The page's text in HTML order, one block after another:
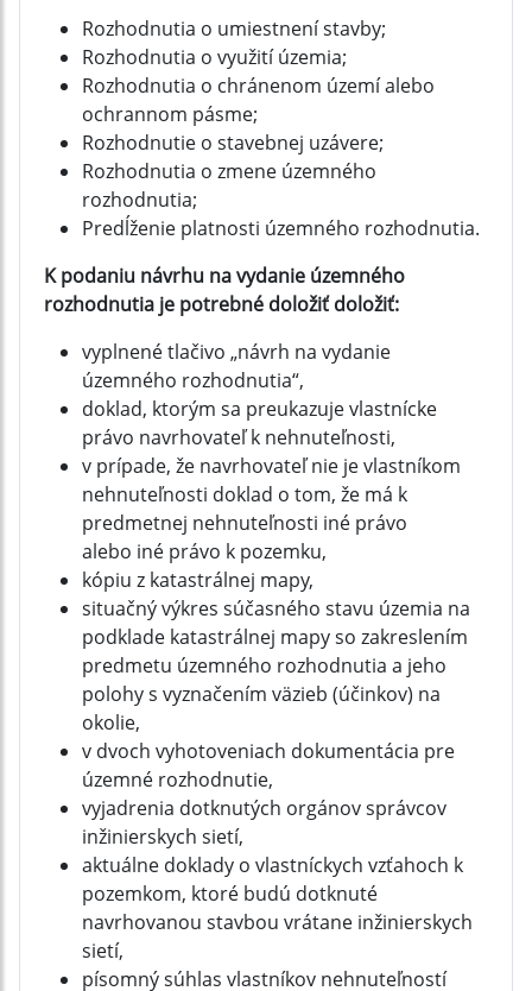
Rozhodnutia o umiestnení stavby;
Rozhodnutia o využití územia;
Rozhodnutia o chránenom území alebo
ochrannom pásme;
Rozhodnutie o stavebnej uzávere;
Rozhodnutia o zmene územného
rozhodnutia;
Predĺženie platnosti územného rozhodnutia.
K podaniu návrhu na vydanie územného
rozhodnutia je potrebné doložiť doložiť:
vyplnené tlačivo „návrh na vydanie
územného rozhodnutia“,
doklad, ktorým sa preukazuje vlastnícke
právo navrhovateľ k nehnuteľnosti,
v prípade, že navrhovateľ nie je vlastníkom
nehnuteľnosti doklad o tom, že má k
predmetnej nehnuteľnosti iné právo
alebo iné právo k pozemku,
kópiu z katastrálnej mapy,
situačný výkres súčasného stavu územia na
podklade katastrálnej mapy so zakreslením
predmetu územného rozhodnutia a jeho
polohy s vyznačením väzieb (účinkov) na
okolie,
v dvoch vyhotoveniach dokumentácia pre
územné rozhodnutie,
vyjadrenia dotknutých orgánov správcov
inžinierskych sietí,
aktuálne doklady o vlastníckych vzťahoch k
pozemkom, ktoré budú dotknuté
navrhovanou stavbou vrátane inžinierskych
sietí,
písomný súhlas vlastníkov nehnuteľností